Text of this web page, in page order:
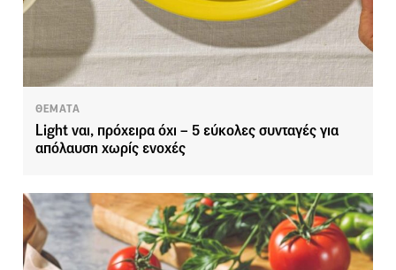
ΘΕΜΑΤΑ
Light ναι, πρόχειρα όχι – 5 εύκολες συνταγές για
απόλαυση χωρίς ενοχές